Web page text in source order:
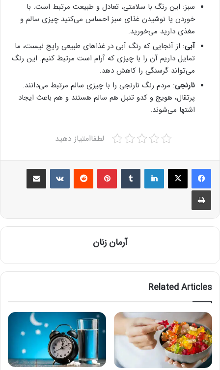
سبز: این رنگ با سلامتی، تعادل و طبیعت مرتبط است. با
خوردن یا نوشیدن غذای سبز احساس می‌کنید چیزی سالم و
مغذی دارید می‌خورید.
آبی: از آنجایی که رنگ آبی در غذاهای طبیعی رایج نیست، ما
تمایل داریم آن را با چیزی که آرام است مرتبط کنیم. این رنگ
می‌تواند گرسنگی را کاهش دهد.
نارنجی: مردم رنگ نارنجی را با چیزی سالم مرتبط می‌دانند.
پرتقال، هویج و کدو تنبل هم سالم هستند و هم باعث ایجاد
اشتها می‌شوند.
لطفاامتیاز دهید
LinkedIn
Tumblr
Pinterest
Reddit
VKontakte
Share via Email
Print
آرمان زنان
Related Articles